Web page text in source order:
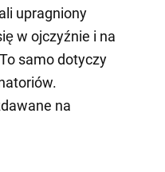
upragniony
w ojczyźnie i na
samo dotyczy
na